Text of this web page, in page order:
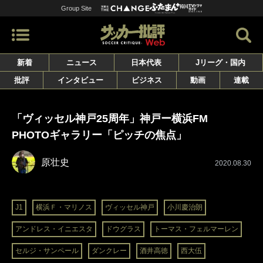
Group Site
新着 ニュース 日本代表
Jリーグ・国内
批評
インタビュー ビジネス 動画 連載
「ヴィッセル神戸25周年」神戸ー横浜FM
PHOTOギャラリー「ピッチの焦点」
原壮史 2020.08.30
J1 横浜Ｆ・マリノス ヴィッセル神戸 小川慶治朗
アンドレス・イニエスタ ドウグラス トーマス・フェルマーレン
セルジ・サンペール ダンクレー 酒井高徳 西大伍